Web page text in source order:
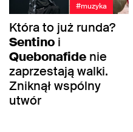
#muzyka
Która to już runda?
Sentino i
Quebonafide nie
zaprzestają walki.
Zniknął wspólny
utwór